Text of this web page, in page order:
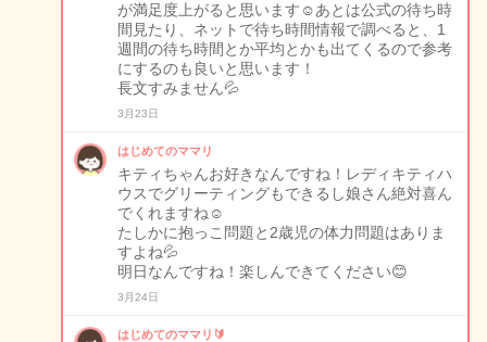
が満足度上がると思います☺️あとは公式の待ち時
間見たり、ネットで待ち時間情報で調べると、1
週間の待ち時間とか平均とかも出てくるので参考
にするのも良いと思います！
長文すみません💦
3月23日
はじめてのママリ
キティちゃんお好きなんですね！レディキティハ
ウスでグリーティングもできるし娘さん絶対喜ん
でくれますね☺️
たしかに抱っこ問題と2歳児の体力問題はありま
すよね💦
明日なんですね！楽しんできてください😊
3月24日
はじめてのママリ🔰